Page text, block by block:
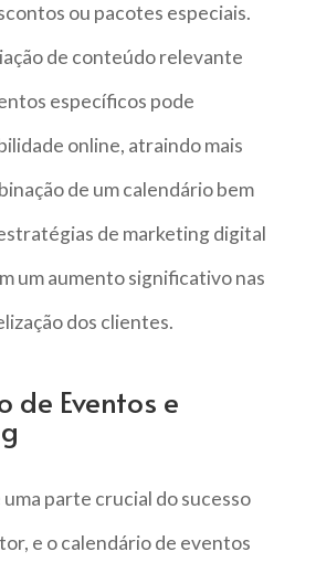
ou pacotes especiais.
de conteúdo relevante
específicos pode
online, atraindo mais
de um calendário bem
de marketing digital
um aumento significativo nas
dos clientes.
de Eventos e
parte crucial do sucesso
e o calendário de eventos